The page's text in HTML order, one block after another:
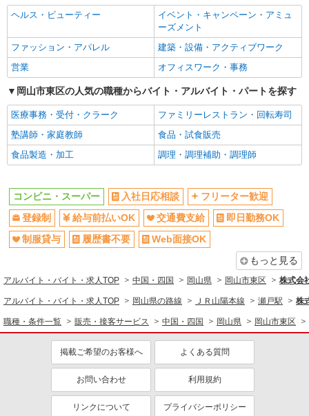
ヘルス・ビューティー
イベント・キャンペーン・アミュ
ーズメント
ファッション・アパレル
建築・設備・アクティブワーク
営業
オフィスワーク・事務
岡山市東区の人気の職種からバイト・アルバイト・パートを探す
医療事務・受付・クラーク
ファミリーレストラン・回転寿司
塾講師・家庭教師
食品・試食販売
食品製造・加工
調理・調理補助・調理師
コンビニ・スーパー 入社日応相談
フリーター歓迎
登録制
給与前払いOK 交通費支給
即日勤務OK
制服貸与
履歴書不要
Web面接OK
もっと見る
アルバイト・バイト・求人TOP 中国・四国 岡山県 岡山市東区 株式会
アルバイト・バイト・求人TOP 岡山県の路線 ＪＲ山陽本線 瀬戸駅 株
職種・条件一覧 販売・接客サービス 中国・四国 岡山県 岡山市東区
掲載ご希望のお客様へ よくある質問
お問い合わせ 利用規約
リンクについて プライバシーポリシー